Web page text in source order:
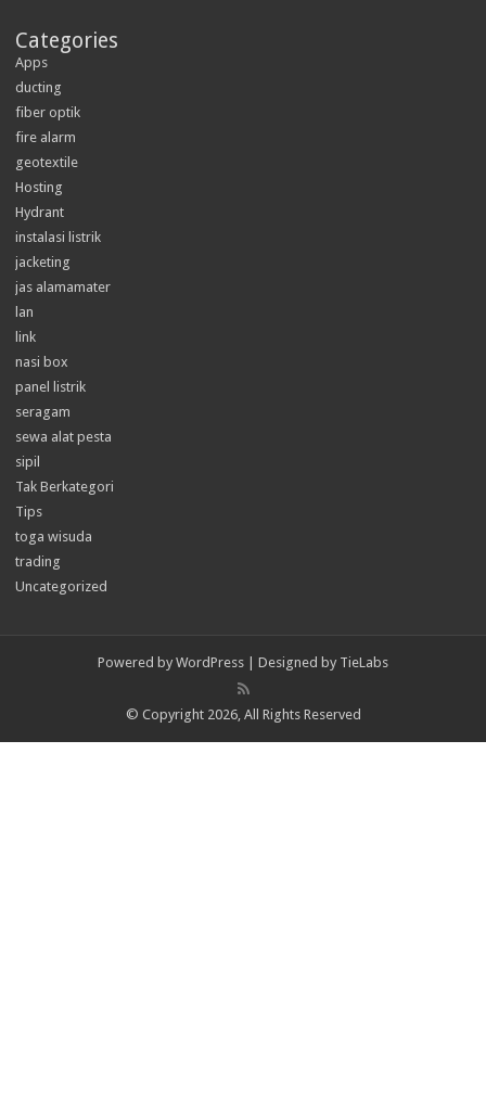
Categories
Apps
ducting
fiber optik
fire alarm
geotextile
Hosting
Hydrant
instalasi listrik
jacketing
jas alamamater
lan
link
nasi box
panel listrik
seragam
sewa alat pesta
sipil
Tak Berkategori
Tips
toga wisuda
trading
Uncategorized
Powered by WordPress | Designed by TieLabs
© Copyright 2026, All Rights Reserved